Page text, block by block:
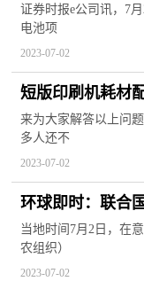
动
证券时报e公司讯，7
电池项
2023-07-02
短版印刷机耗材
来为大家解答以上问
多人还不
2023-07-02
环球即时：联合
玉获得连任
当地时间7月2日，在
农组织）
2023-07-02